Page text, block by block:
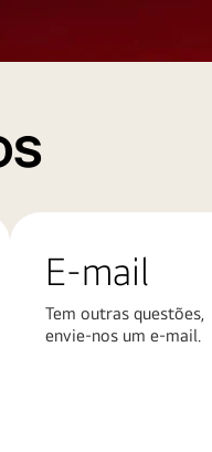
E-mail
Tem outras questões,
envie-nos um e-mail.